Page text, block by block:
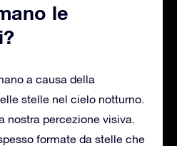
le
a causa della
stelle nel cielo notturno.
nostra percezione visiva.
formate da stelle che